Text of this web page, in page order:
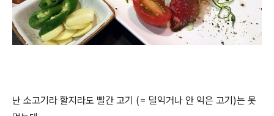
난 소고기라 할지라도 빨간 고기 (= 덜익거나 안 익은 고기)는 못